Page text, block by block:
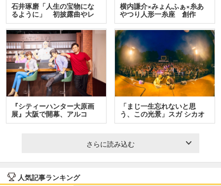
石井琢磨「人生の宝物にな
るように」 初披露曲やレ
ア…
横内謙介×みょんふぁ×糸あ
やつり人形一糸座 創作
人…
『シティーハンター大原画
展』大阪で開幕、アルコ
＆…
「まじ一生忘れないと思
う、この光景」スガ シカオ
と…
さらに読み込む
人気記事ランキング